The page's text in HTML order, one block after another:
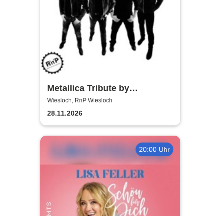
Metallica Tribute by
Metalicover
Wiesloch, RnP Wiesloch
28.11.2026
20:00 Uhr